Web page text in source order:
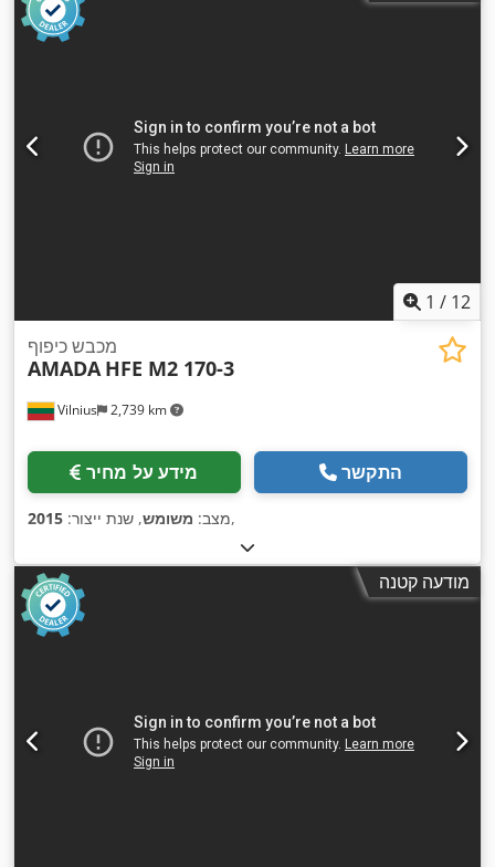
1 / 12
Vilnius 2,739 km
מכבש כיפוף
AMADA HFE M2 170-3
מידע על מחיר התקשר
מצב: משומש, שנת ייצור: 2015 ,
מודעה קטנה